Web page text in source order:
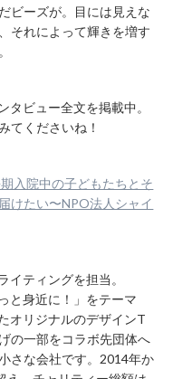
ビーズが。目には見えな
それによって輝きを増す
タビュー全文を掲載中。
てくださいね！
入院中の子どもたちとそ
けたい〜NPO法人シャイ
イティングを担当。
と身近に！」をテーマ
オリジナルのデザインT
の一部をコラボ先団体へ
さな会社です。2014年か